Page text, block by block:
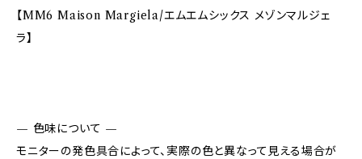
【MM6 Maison Margiela/エムエムシックス メゾンマルジェ
ラ】
— 色味について —
モニターの発色具合によって、実際の色と異なって見える場合が